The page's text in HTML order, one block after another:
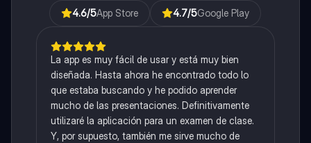
4.6/5App Store 4.7/5Google Play
La app es muy fácil de usar y está muy bien
diseñada. Hasta ahora he encontrado todo lo
que estaba buscando y he podido aprender
mucho de las presentaciones. Definitivamente
utilizaré la aplicación para un examen de clase.
Y, por supuesto, también me sirve mucho de